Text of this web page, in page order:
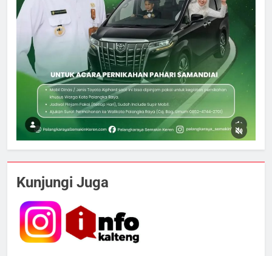
Kunjungi Juga
5
Ketua dan Empat Komisioner KPU
Pilkada Rp40 Miliar
HUKUM DAN KRIMINAL
6